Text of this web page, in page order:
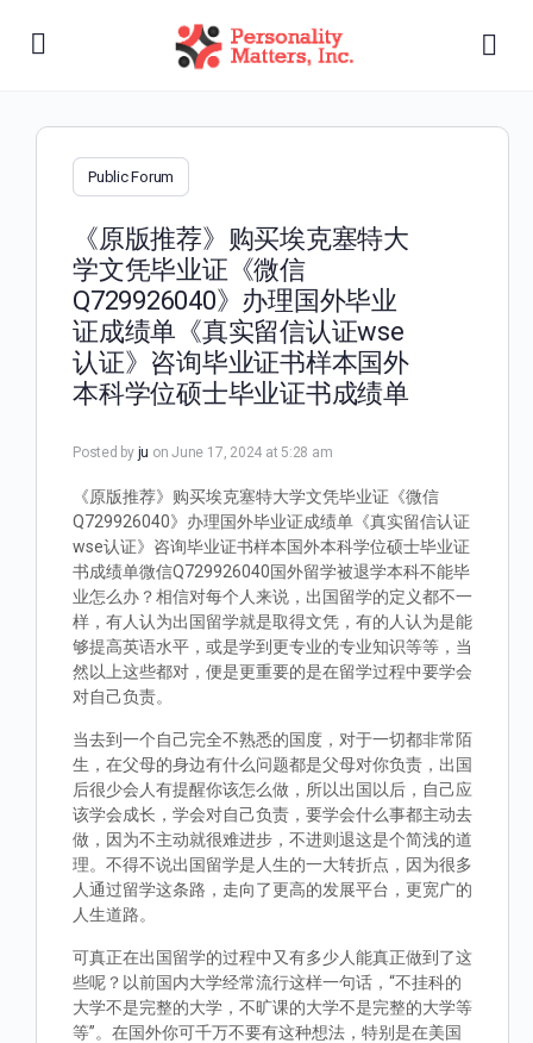
Public Forum
《原版推荐》购买埃克塞特大
学文凭毕业证《微信
Q729926040》办理国外毕业
证成绩单《真实留信认证wse
认证》咨询毕业证书样本国外
本科学位硕士毕业证书成绩单
Posted by ju on June 17, 2024 at 5:28 am
《原版推荐》购买埃克塞特大学文凭毕业证《微信
Q729926040》办理国外毕业证成绩单《真实留信认证
wse认证》咨询毕业证书样本国外本科学位硕士毕业证
书成绩单微信Q729926040国外留学被退学本科不能毕
业怎么办？相信对每个人来说，出国留学的定义都不一
样，有人认为出国留学就是取得文凭，有的人认为是能
够提高英语水平，或是学到更专业的专业知识等等，当
然以上这些都对，便是更重要的是在留学过程中要学会
对自己负责。
当去到一个自己完全不熟悉的国度，对于一切都非常陌
生，在父母的身边有什么问题都是父母对你负责，出国
后很少会人有提醒你该怎么做，所以出国以后，自己应
该学会成长，学会对自己负责，要学会什么事都主动去
做，因为不主动就很难进步，不进则退这是个简浅的道
理。不得不说出国留学是人生的一大转折点，因为很多
人通过留学这条路，走向了更高的发展平台，更宽广的
人生道路。
可真正在出国留学的过程中又有多少人能真正做到了这
些呢？以前国内大学经常流行这样一句话，“不挂科的
大学不是完整的大学，不旷课的大学不是完整的大学等
等”。在国外你可千万不要有这种想法，特别是在美国